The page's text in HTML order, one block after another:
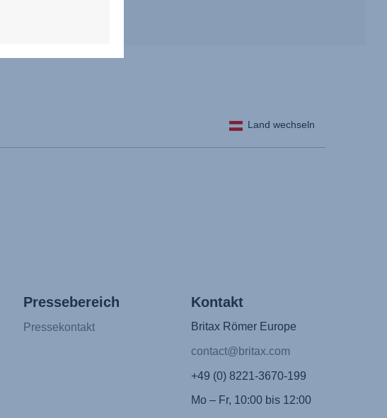
Land wechseln
Pressebereich
Pressekontakt
Kontakt
Britax Römer Europe
contact@britax.com
+49 (0) 8221-3670-199
Mo – Fr, 10:00 bis 12:00